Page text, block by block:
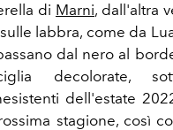
di Marni, dall'altra
labbra, come da
dal nero al
decolorate,
dell'estate
stagione, così